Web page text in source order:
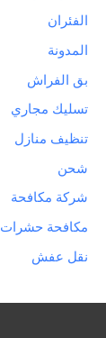
الفئران
المدونة
بق الفراش
تسليك مجاري
تنظيف منازل
شحن
شركة مكافحة
مكافحة حشرات
نقل عفش